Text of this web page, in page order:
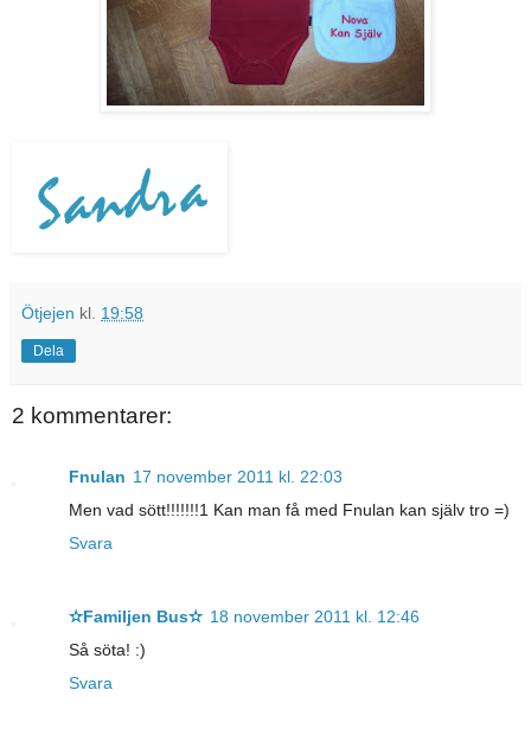
Ötjejen kl. 19:58
Dela
2 kommentarer:
Fnulan 17 november 2011 kl. 22:03
Men vad sött!!!!!!!1 Kan man få med Fnulan kan själv tro =)
Svara
✫Familjen Bus✫ 18 november 2011 kl. 12:46
Så söta! :)
Svara